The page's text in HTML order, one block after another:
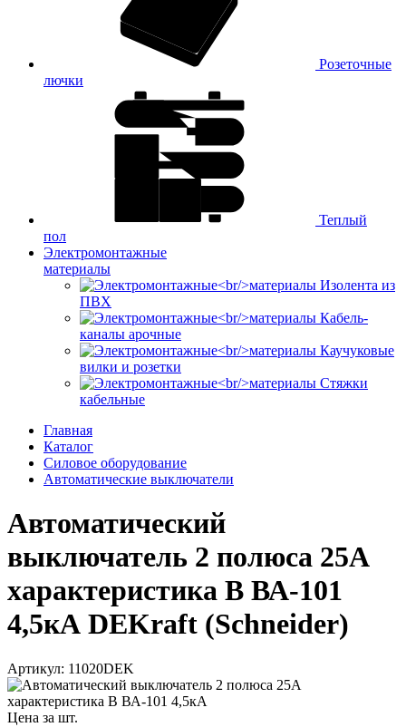
Розеточные
лючки
Теплый
пол
Электромонтажные
материалы
Изолента из
ПВХ
Кабель-
каналы арочные
Каучуковые
вилки и розетки
Стяжки
кабельные
Главная
Каталог
Силовое оборудование
Автоматические выключатели
Автоматический
выключатель 2 полюса 25А
характеристика B ВА-101
4,5кА DEKraft (Schneider)
Артикул: 11020DEK
Цена за шт.